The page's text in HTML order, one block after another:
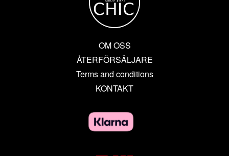
OM OSS
ÅTERFÖRSÄLJARE
Terms and conditions
KONTAKT